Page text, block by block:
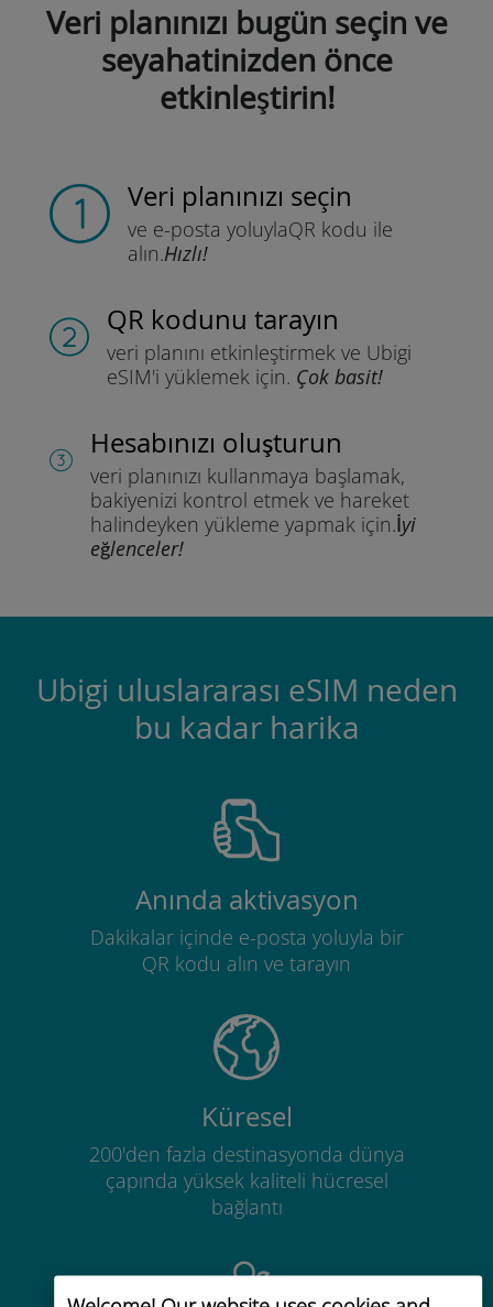
Veri planınızı bugün seçin ve
seyahatinizden önce
etkinleştirin!
Veri planınızı seçin
ve e-posta yoluylaQR kodu ile
alın.Hızlı!
QR kodunu tarayın
veri planını etkinleştirmek ve Ubigi
eSIM'i yüklemek için. Çok basit!
Hesabınızı oluşturun
veri planınızı kullanmaya başlamak,
bakiyenizi kontrol etmek ve hareket
halindeyken yükleme yapmak için.İyi
eğlenceler!
Ubigi uluslararası eSIM neden
bu kadar harika
Anında aktivasyon
Dakikalar içinde e-posta yoluyla bir
QR kodu alın ve tarayın
Küresel
200'den fazla destinasyonda dünya
çapında yüksek kaliteli hücresel
bağlantı